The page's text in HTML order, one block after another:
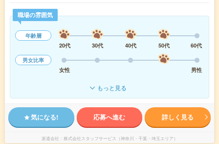
職場の雰囲気
年齢層
20代
30代 40代 50代
60代
男女比率
女性
男性
もっと見る
気になる! 応募へ進む 詳しく見る
派遣会社 株式会社スタッフサービス（神奈川・千葉・埼玉エリア）